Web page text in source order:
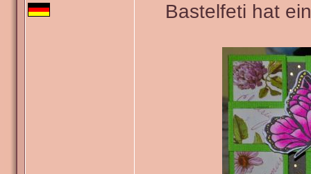
Bastelfeti hat